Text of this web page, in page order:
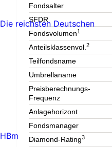
Fondsalter
SFDR
Fondsvolumen1
Anteilsklassenvol.2
Teilfondsname
Umbrellaname
Preisberechnungs-
Frequenz
Anlagehorizont
Fondsmanager
Diamond-Rating3
Die reichsten Deutschen
HBm